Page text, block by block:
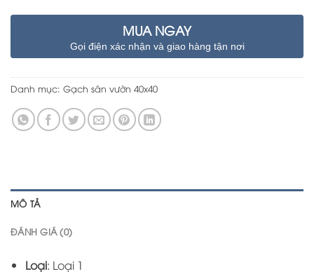
MUA NGAY
Gọi điện xác nhận và giao hàng tận nơi
Danh mục: Gạch sân vườn 40x40
MÔ TẢ
ĐÁNH GIÁ (0)
Loại: Loại 1